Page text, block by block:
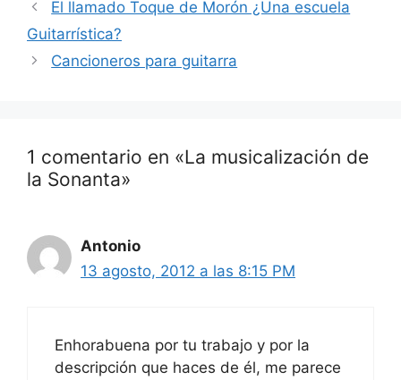
El llamado Toque de Morón ¿Una escuela
Guitarrística?
Cancioneros para guitarra
1 comentario en «La musicalización de
la Sonanta»
Antonio
13 agosto, 2012 a las 8:15 PM
Enhorabuena por tu trabajo y por la
descripción que haces de él, me parece